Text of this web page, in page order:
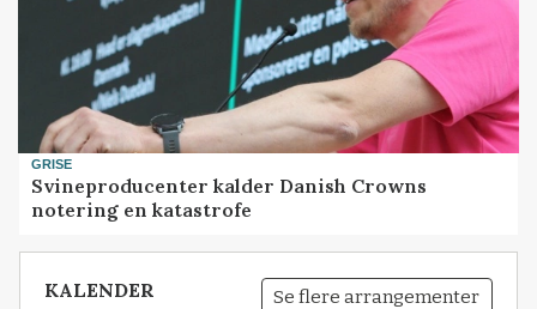
GRISE
Svineproducenter kalder Danish Crowns
notering en katastrofe
KALENDER Se flere arrangementer